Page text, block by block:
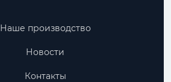
Наше производство
Новости
Контакты